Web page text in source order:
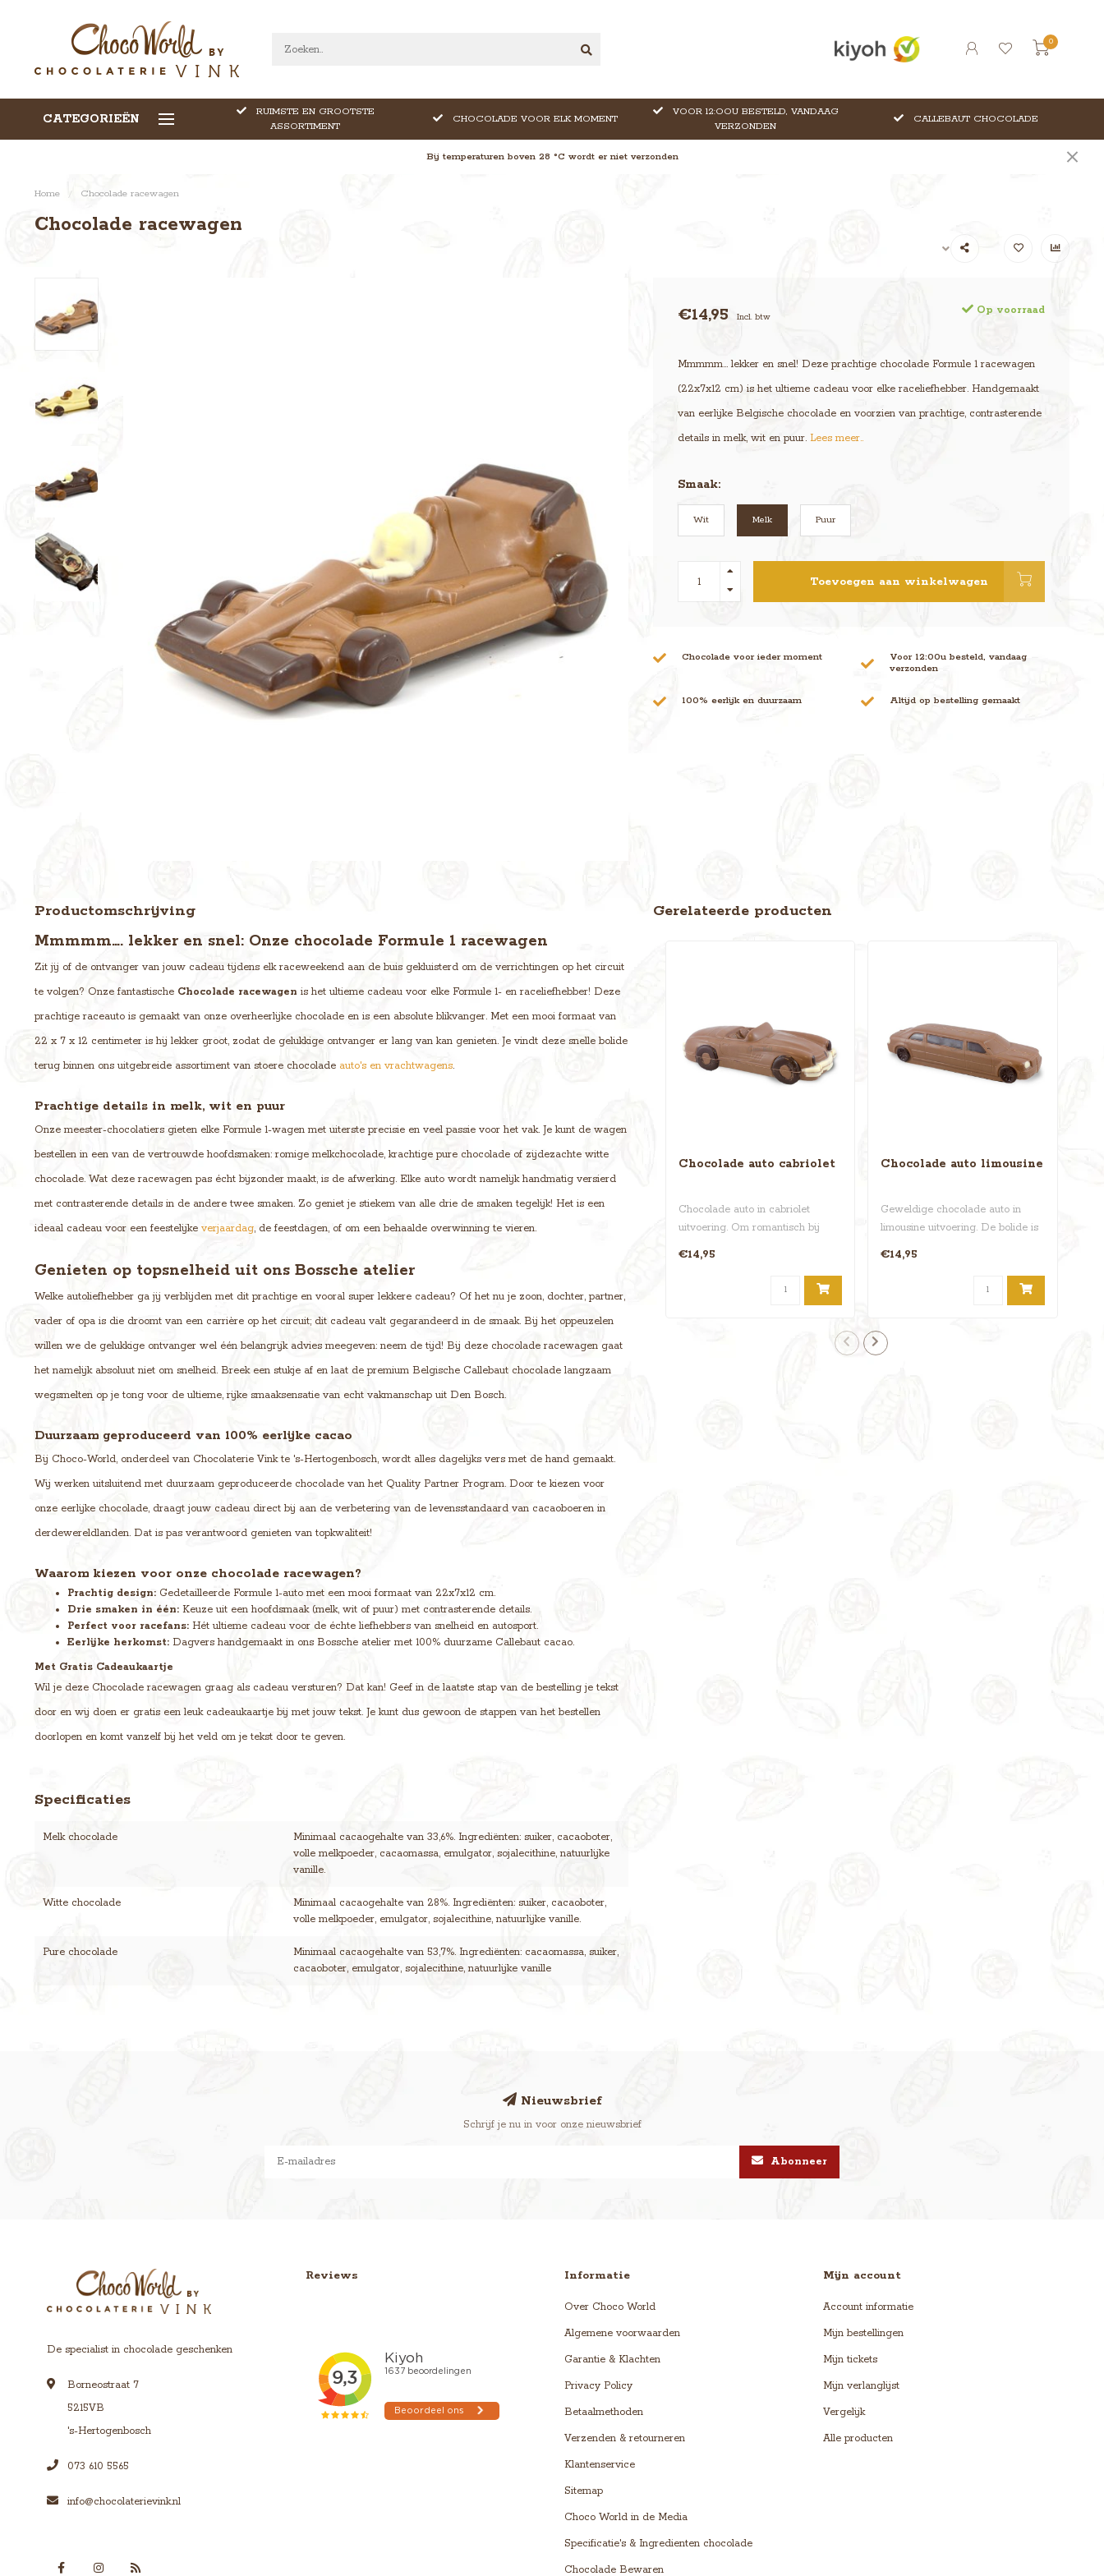
0
CATEGORIEËN
CALLEBAUT CHOCOLADE
RUIMSTE EN GROOTSTE
ASSORTIMENT
CHOCOLADE VOOR ELK MOMENT
VOOR 12:OOU BESTELD, VANDAAG
VERZONDEN
CALLEBAUT CHOCOLADE
Bij temperaturen boven 28 °C wordt er niet verzonden
Home / Chocolade racewagen
Chocolade racewagen
€14,95 Incl. btw
Op voorraad
Mmmmm… lekker en snel! Deze prachtige chocolade Formule 1 racewagen
(22x7x12 cm) is het ultieme cadeau voor elke raceliefhebber. Handgemaakt
van eerlijke Belgische chocolade en voorzien van prachtige, contrasterende
details in melk, wit en puur. Lees meer..
Smaak:
Wit Melk Puur
Toevoegen aan winkelwagen
Chocolade voor ieder moment
Voor 12:00u besteld, vandaag
verzonden
100% eerlijk en duurzaam Altijd op bestelling gemaakt
Productomschrijving
Mmmmm…. lekker en snel: Onze chocolade Formule 1 racewagen
Zit jij of de ontvanger van jouw cadeau tijdens elk raceweekend aan de buis gekluisterd om de verrichtingen op het circuit
te volgen? Onze fantastische Chocolade racewagen is het ultieme cadeau voor elke Formule 1- en raceliefhebber! Deze
prachtige raceauto is gemaakt van onze overheerlijke chocolade en is een absolute blikvanger. Met een mooi formaat van
22 x 7 x 12 centimeter is hij lekker groot, zodat de gelukkige ontvanger er lang van kan genieten. Je vindt deze snelle bolide
terug binnen ons uitgebreide assortiment van stoere chocolade auto's en vrachtwagens.
Prachtige details in melk, wit en puur
Onze meester-chocolatiers gieten elke Formule 1-wagen met uiterste precisie en veel passie voor het vak. Je kunt de wagen
bestellen in een van de vertrouwde hoofdsmaken: romige melkchocolade, krachtige pure chocolade of zijdezachte witte
chocolade. Wat deze racewagen pas écht bijzonder maakt, is de afwerking. Elke auto wordt namelijk handmatig versierd
met contrasterende details in de andere twee smaken. Zo geniet je stiekem van alle drie de smaken tegelijk! Het is een
ideaal cadeau voor een feestelijke verjaardag, de feestdagen, of om een behaalde overwinning te vieren.
Genieten op topsnelheid uit ons Bossche atelier
Welke autoliefhebber ga jij verblijden met dit prachtige en vooral super lekkere cadeau? Of het nu je zoon, dochter, partner,
vader of opa is die droomt van een carrière op het circuit; dit cadeau valt gegarandeerd in de smaak. Bij het oppeuzelen
willen we de gelukkige ontvanger wel één belangrijk advies meegeven: neem de tijd! Bij deze chocolade racewagen gaat
het namelijk absoluut niet om snelheid. Breek een stukje af en laat de premium Belgische Callebaut chocolade langzaam
wegsmelten op je tong voor de ultieme, rijke smaaksensatie van echt vakmanschap uit Den Bosch.
Duurzaam geproduceerd van 100% eerlijke cacao
Bij Choco-World, onderdeel van Chocolaterie Vink te 's-Hertogenbosch, wordt alles dagelijks vers met de hand gemaakt.
Wij werken uitsluitend met duurzaam geproduceerde chocolade van het Quality Partner Program. Door te kiezen voor
onze eerlijke chocolade, draagt jouw cadeau direct bij aan de verbetering van de levensstandaard van cacaoboeren in
derdewereldlanden. Dat is pas verantwoord genieten van topkwaliteit!
Waarom kiezen voor onze chocolade racewagen?
Prachtig design: Gedetailleerde Formule 1-auto met een mooi formaat van 22x7x12 cm.
Drie smaken in één: Keuze uit een hoofdsmaak (melk, wit of puur) met contrasterende details.
Perfect voor racefans: Hét ultieme cadeau voor de échte liefhebbers van snelheid en autosport.
Eerlijke herkomst: Dagvers handgemaakt in ons Bossche atelier met 100% duurzame Callebaut cacao.
Met Gratis Cadeaukaartje
Wil je deze Chocolade racewagen graag als cadeau versturen? Dat kan! Geef in de laatste stap van de bestelling je tekst
door en wij doen er gratis een leuk cadeaukaartje bij met jouw tekst. Je kunt dus gewoon de stappen van het bestellen
doorlopen en komt vanzelf bij het veld om je tekst door te geven.
Specificaties
Melk chocolade
Minimaal cacaogehalte van 33,6%. Ingrediënten: suiker, cacaoboter,
volle melkpoeder, cacaomassa, emulgator, sojalecithine, natuurlijke
vanille.
Witte chocolade
Minimaal cacaogehalte van 28%. Ingrediënten: suiker, cacaoboter,
volle melkpoeder, emulgator, sojalecithine, natuurlijke vanille.
Pure chocolade
Minimaal cacaogehalte van 53,7%. Ingrediënten: cacaomassa, suiker,
cacaoboter, emulgator, sojalecithine, natuurlijke vanille
Gerelateerde producten
Chocolade auto cabriolet
Chocolade auto in cabriolet
uitvoering. Om romantisch bij
€14,95
Chocolade auto limousine
Geweldige chocolade auto in
limousine uitvoering. De bolide is
€14,95
Nieuwsbrief
Schrijf je nu in voor onze nieuwsbrief
Abonneer
De specialist in chocolade geschenken
Borneostraat 7
5215VB
's-Hertogenbosch
073 610 5565
info@chocolaterievink.nl
Reviews Informatie
Over Choco World
Algemene voorwaarden
Garantie & Klachten
Privacy Policy
Betaalmethoden
Verzenden & retourneren
Klantenservice
Sitemap
Choco World in de Media
Specificatie's & Ingredienten chocolade
Chocolade Bewaren
Mijn account
Account informatie
Mijn bestellingen
Mijn tickets
Mijn verlanglijst
Vergelijk
Alle producten